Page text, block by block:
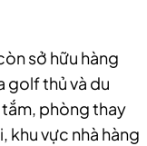
sở hữu hàng
golf thủ và du
phòng thay
khu vực nhà hàng